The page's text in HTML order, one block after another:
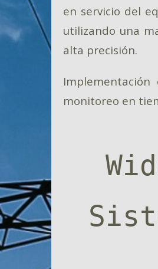
en servicio del
utilizando una
alta precisión.
Implementación
monitoreo en